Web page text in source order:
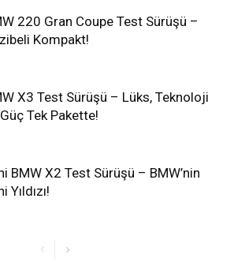
220 Gran Coupe Test Sürüşü –
Kompakt!
X3 Test Sürüşü – Lüks, Teknoloji
Tek Pakette!
BMW X2 Test Sürüşü – BMW’nin
Yıldızı!